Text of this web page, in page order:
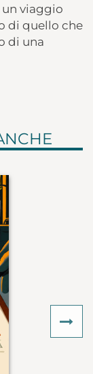
un viaggio
di quello che
di una